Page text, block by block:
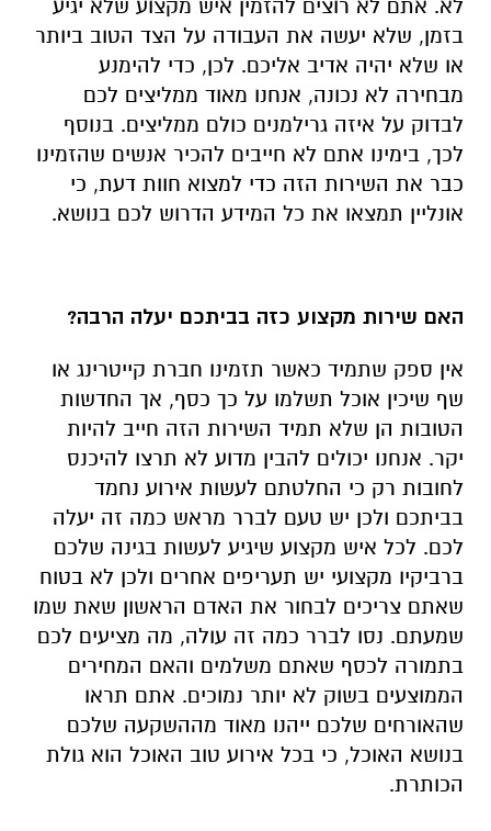
לבדוק על איזה גרילמנים כולם ממליצים. בנוסף
לכך, בימינו אתם לא חייבים להכיר אנשים שהזמינו
כבר את השירות הזה כדי למצוא חוות דעת, כי
אונליין תמצאו את כל המידע הדרוש לכם בנושא.
האם שירות מקצוע כזה בביתכם יעלה הרבה?
הטובות הן שלא תמיד השירות הזה חייב להיות
לחובות רק כי החלטתם לעשות אירוע נחמד
בביתכם ולכן יש טעם לברר מראש כמה זה יעלה
לכם. לכל איש מקצוע שיגיע לעשות בגינה שלכם
ברביקיו מקצועי יש תעריפים אחרים ולכן לא בטוח
שאתם צריכים לבחור את האדם הראשון שאת שמו
שמעתם. נסו לברר כמה זה עולה, מה מציעים לכם
בתמורה לכסף שאתם משלמים והאם המחירים
הממוצעים בשוק לא יותר נמוכים. אתם תראו
שהאורחים שלכם ייהנו מאוד מההשקעה שלכם
בנושא האוכל, כי בכל אירוע טוב האוכל הוא גולת
הכותרת.
כל הפרטים על נדל"ן בבאר שבע